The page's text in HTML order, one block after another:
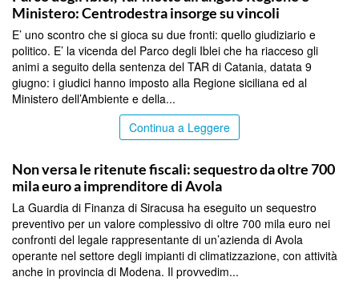
Ministero: Centrodestra insorge su vincoli
E’ uno scontro che si gioca su due fronti: quello giudiziario e
politico. E’ la vicenda del Parco degli Iblei che ha riacceso gli
animi a seguito della sentenza del TAR di Catania, datata 9
giugno: i giudici hanno imposto alla Regione siciliana ed al
Ministero dell’Ambiente e della...
Continua a Leggere
Non versa le ritenute fiscali: sequestro da oltre 700
mila euro a imprenditore di Avola
La Guardia di Finanza di Siracusa ha eseguito un sequestro
preventivo per un valore complessivo di oltre 700 mila euro nei
confronti del legale rappresentante di un’azienda di Avola
operante nel settore degli impianti di climatizzazione, con attività
anche in provincia di Modena. Il provvedim...